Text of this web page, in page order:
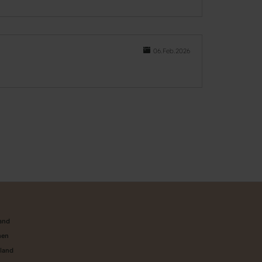
06.Feb.2026